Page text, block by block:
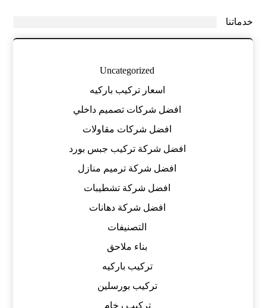
خدماتنا
Uncategorized
اسعار تركيب باركيه
افضل شركات تصميم داخلي
افضل شركات مقاولات
افضل شركة تركيب جبس بورد
افضل شركة ترميم منازل
افضل شركة تشطيبات
افضل شركة دهانات
التصنيفات
بناء ملاحق
تركيب باركيه
تركيب بورسلين
تركيب رخام